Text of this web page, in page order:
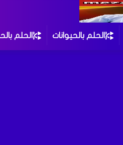
الحلم بالحيوانات الحلم